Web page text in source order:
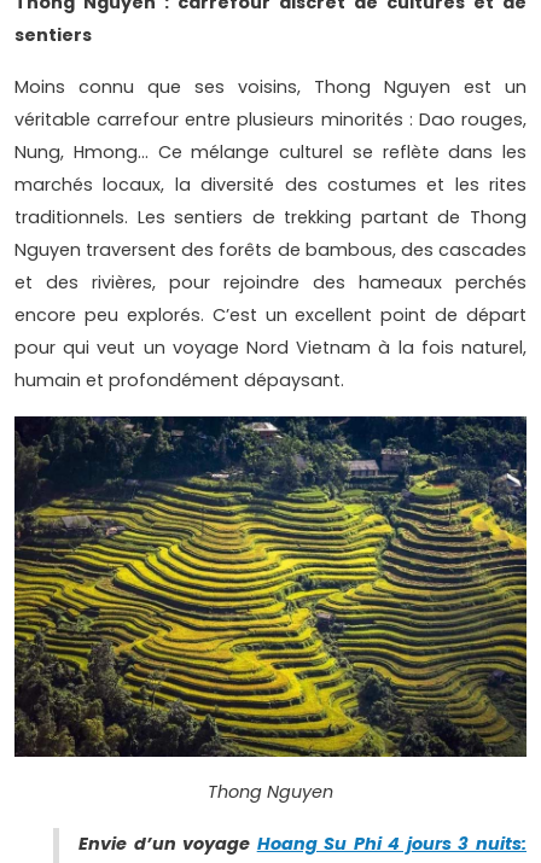
sentiers
Moins connu que ses voisins, Thong Nguyen est un
véritable carrefour entre plusieurs minorités : Dao rouges,
Nung, Hmong… Ce mélange culturel se reflète dans les
marchés locaux, la diversité des costumes et les rites
traditionnels. Les sentiers de trekking partant de Thong
Nguyen traversent des forêts de bambous, des cascades
et des rivières, pour rejoindre des hameaux perchés
encore peu explorés. C’est un excellent point de départ
pour qui veut un voyage Nord Vietnam à la fois naturel,
humain et profondément dépaysant.
Thong Nguyen
Envie d’un voyage Hoang Su Phi 4 jours 3 nuits: